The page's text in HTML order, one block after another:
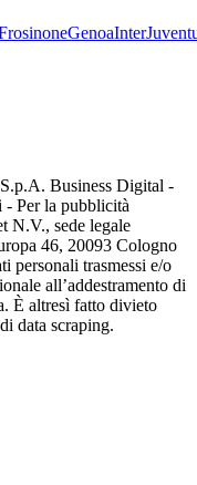
GenoaInter
Business Digital -
Per la pubblicità
N.V., sede legale
46, 20093 Cologno
personali trasmessi e/o
all’addestramento di
È altresì fatto divieto
data scraping.